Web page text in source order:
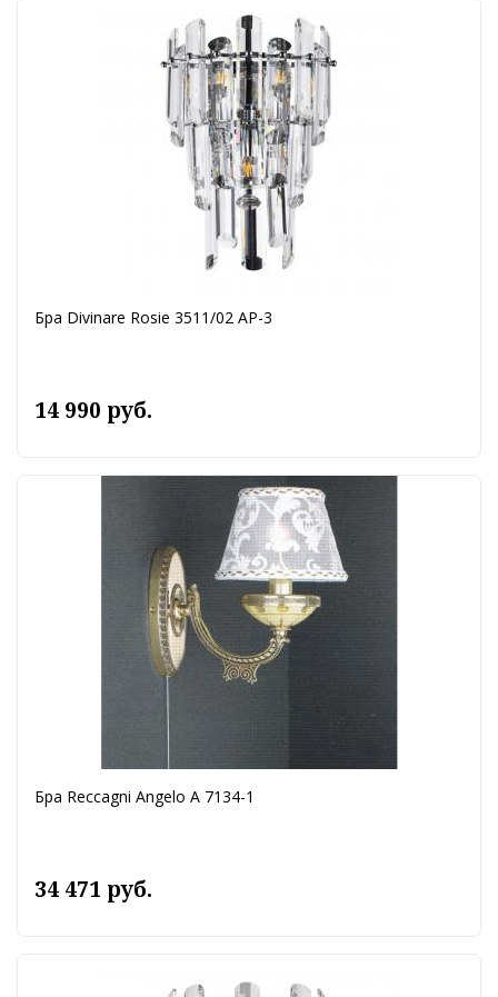
Бра Divinare Rosie 3511/02 AP-3
14 990 руб.
Бра Reccagni Angelo A 7134-1
34 471 руб.